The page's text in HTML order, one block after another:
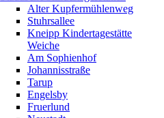
Alter Kupfermühlenweg
Stuhrsallee
Kneipp Kindertagestätte
Weiche
Am Sophienhof
Johannisstraße
Tarup
Engelsby
Fruerlund